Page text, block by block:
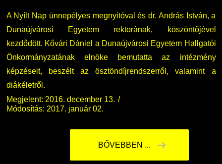
A Nyílt Nap ünnepélyes megnyitóval és dr. András István, a
Dunaújvárosi Egyetem rektorának, köszöntőjével
kezdődött. Kővári Dániel a Dunaújvárosi Egyetem Hallgatói
Önkormányzatának elnöke bemutatta az intézmény
képzéseit, beszélt az ösztöndíjrendszerről, valamint a
diákéletről.
Megjelent: 2016. december 13.
Módosítás: 2017. január 02.
BŐVEBBEN ...